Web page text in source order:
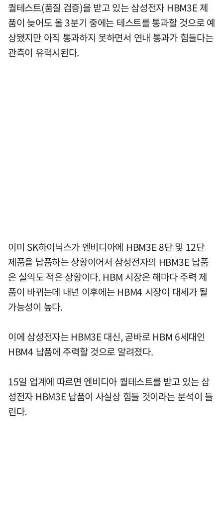
퀄테스트(품질 검증)을 받고 있는 삼성전자 HBM3E 제
품이 늦어도 올 3분기 중에는 테스트를 통과할 것으로 예
상됐지만 아직 통과하지 못하면서 연내 통과가 힘들다는
관측이 유력시된다.
이미 SK하이닉스가 엔비디아에 HBM3E 8단 및 12단
제품을 납품하는 상황이어서 삼성전자의 HBM3E 납품
은 실익도 적은 상황이다. HBM 시장은 해마다 주력 제
품이 바뀌는데 내년 이후에는 HBM4 시장이 대세가 될
가능성이 높다.
이에 삼성전자는 HBM3E 대신, 곧바로 HBM 6세대인
HBM4 납품에 주력할 것으로 알려졌다.
15일 업계에 따르면 엔비디아 퀄테스트를 받고 있는 삼
성전자 HBM3E 납품이 사실상 힘들 것이라는 분석이 들
린다.